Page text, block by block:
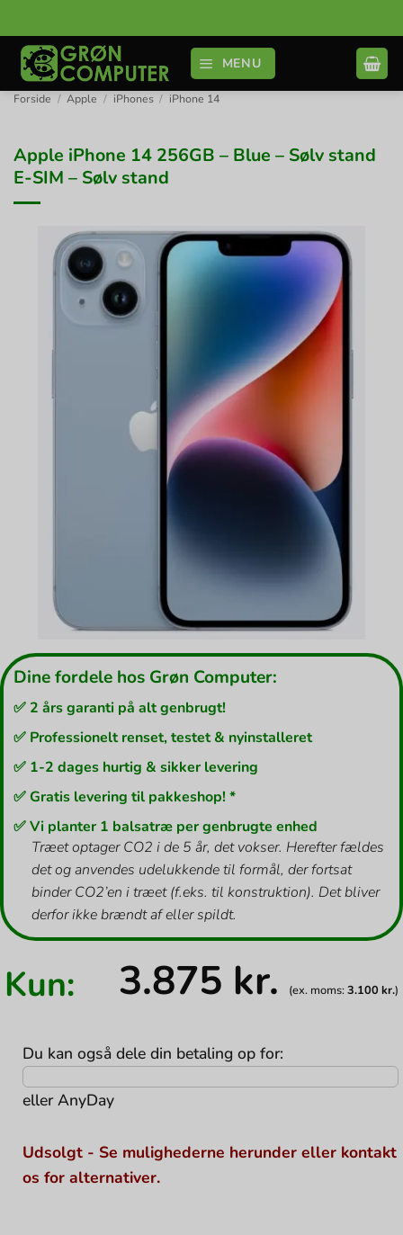
til
indhold
MENU
Forside / Apple / iPhones / iPhone 14
Apple iPhone 14 256GB – Blue – Sølv stand
E-SIM – Sølv stand
Dine fordele hos Grøn Computer:
✅ 2 års garanti på alt genbrugt!
✅ Professionelt renset, testet & nyinstalleret
✅ 1-2 dages hurtig & sikker levering
✅ Gratis levering til pakkeshop! *
✅ Vi planter 1 balsatræ per genbrugte enhed
Træet optager CO2 i de 5 år, det vokser. Herefter fældes
det og anvendes udelukkende til formål, der fortsat
binder CO2’en i træet (f.eks. til konstruktion). Det bliver
derfor ikke brændt af eller spildt.
Kun: 3.875 kr. (ex. moms:3.100 kr.)
Du kan også dele din betaling op for:
ellerAnyDay
Udsolgt - Se mulighederne herunder eller kontakt
os for alternativer.